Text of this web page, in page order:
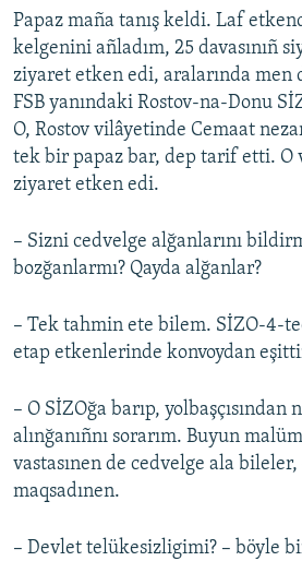
Papaz maña tanış keldi. Laf
kelgenini añladım, 25 davasınıñ
ziyaret etken edi, aralarında men
FSB yanındaki Rostov-na-Donu
O, Rostov vilâyetinde Cemaat
tek bir papaz bar, dep tarif etti. O
ziyaret etken edi.
– Sizni cedvelge alğanlarını
bozğanlarmı? Qayda alğanlar?
– Tek tahmin ete bilem. SİZO-4-
etap etkenlerinde konvoydan
– O SİZOğa barıp, yolbaşçısından
alınğanıñnı sorarım. Buyun
vastasınen de cedvelge ala
maqsadınen.
– Devlet telükesizligimi? – böyle